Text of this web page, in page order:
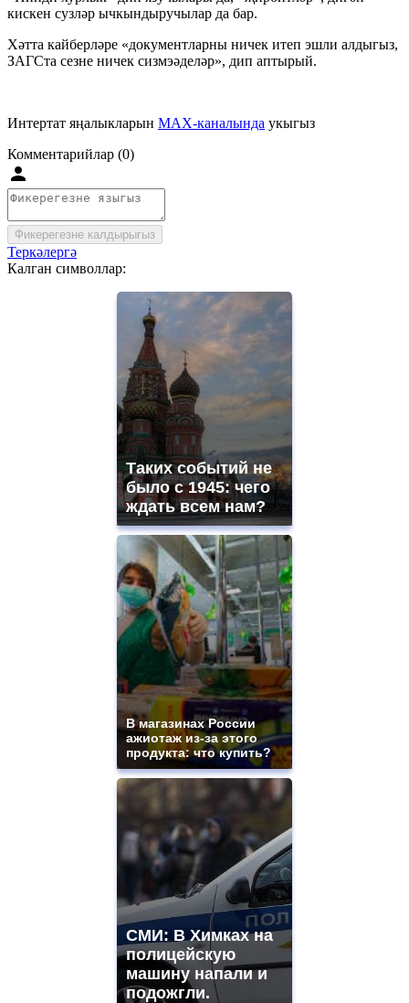
кискен сузләр ычкындыручылар да бар.
Хәтта кайберләре «документларны ничек итеп эшли алдыгыз,
ЗАГСта сезне ничек сизмэәделәр», дип аптырый.
Интертат яңалыкларын MAX-каналында укыгыз
Комментарийлар (0)
Фикерегезне калдырыгыз
Теркәлергә
Калган символлар:
Таких событий не
было с 1945: чего
ждать всем нам?
В магазинах России
ажиотаж из-за этого
продукта: что купить?
СМИ: В Химках на
полицейскую
машину напали и
подожгли.